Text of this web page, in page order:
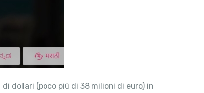
dollari (poco più di 38 milioni di euro) in